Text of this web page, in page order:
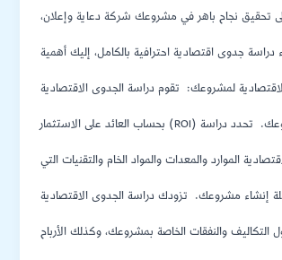
تحقيق نجاح باهر في مشروعك شركة دعاية وإعلان،
دراسة جدوى اقتصادية احترافية بالكامل، إليك أهمية
لمشروعك: تقوم دراسة الجدوى الاقتصادية
بحساب العائد على الاستثمار (ROI) الخاص بمشروعك. تحدد دراسة
الموارد والمعدات والمواد الخام والتقنيات التي
إنشاء مشروعك. تزودك دراسة الجدوى الاقتصادية
التكاليف والنفقات الخاصة بمشروعك، وكذلك الأرباح